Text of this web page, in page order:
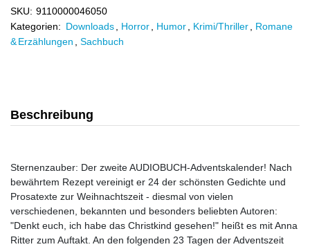
SKU: 9110000046050
Kategorien: Downloads Horror Humor Krimi/Thriller
Romane
& Erzählungen
Sachbuch
Beschreibung
Sternenzauber: Der zweite AUDIOBUCH-Adventskalender! Nach
bewährtem Rezept vereinigt er 24 der schönsten Gedichte und
Prosatexte zur Weihnachtszeit - diesmal von vielen
verschiedenen, bekannten und besonders beliebten Autoren:
"Denkt euch, ich habe das Christkind gesehen!" heißt es mit Anna
Ritter zum Auftakt. An den folgenden 23 Tagen der Adventszeit